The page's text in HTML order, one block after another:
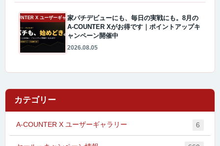
A-COUNTER X ユーザーギャラリー家パチデビューにも、毎日の実戦にも。8月の
A-COUNTER Xがお得です｜ポイントアップキ
ャンペーン開催中
2026.08.05
カテゴリー
A-COUNTER X ユーザーギャラリー 6